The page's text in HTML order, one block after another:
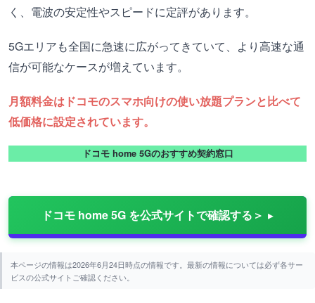
く、電波の安定性やスピードに定評があります。
5Gエリアも全国に急速に広がってきていて、より高速な通
信が可能なケースが増えています。
月額料金はドコモのスマホ向けの使い放題プランと比べて
低価格に設定されています。
ドコモ home 5Gのおすすめ契約窓口
ドコモ home 5G を公式サイトで確認する＞
本ページの情報は2026年6月24日時点の情報です。最新の情報については必ず各サー
ビスの公式サイトご確認ください。